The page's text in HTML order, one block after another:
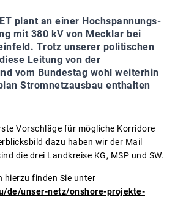
plant an einer Hochspannungs-
mit 380 kV von Mecklar bei
Trotz unserer politischen
Leitung von der
vom Bundestag wohl weiterhin
Stromnetzausbau enthalten
Vorschläge für mögliche Korridore
dazu haben wir der Mail
die drei Landkreise KG, MSP und SW.
hierzu finden Sie unter
de/unser-netz/onshore-projekte-